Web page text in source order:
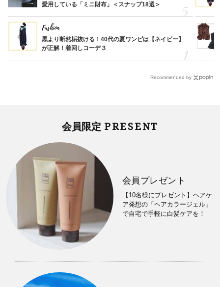
愛用している「ミニ財布」＜スナップ18選＞
Fashion
黒より断然垢抜ける！40代の夏ワンピは【ネイビー】
が正解！着回しコーデ３
Recommended by
会員限定 PRESENT
会員プレゼント
【10名様にプレゼント】ヘアケ
ア発想の「ヘアカラージェル」
で自宅で手軽に白髪ケアを！